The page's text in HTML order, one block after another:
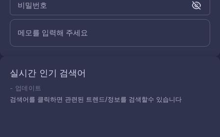
비밀번호
메모를 입력해 주세요
실시간 인기 검색어
- 업데이트
검색어를 클릭하면 관련된 트렌드/정보를 검색할수 있습니다